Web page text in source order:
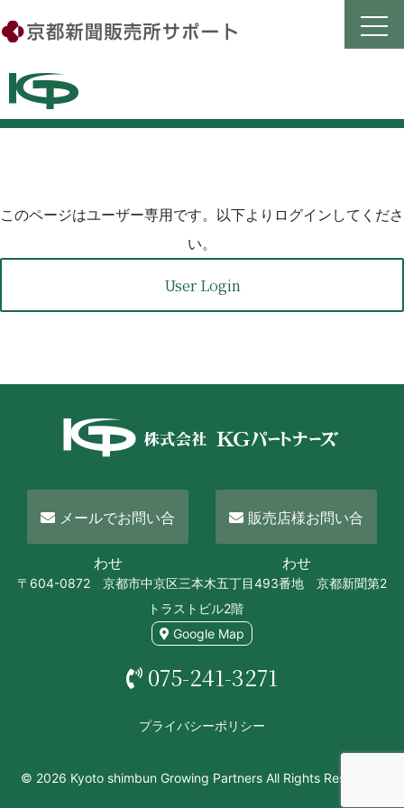
to
content
このページはユーザー専用です。以下よりログインしてくださ
い。
User Login
メールでお問い合
わせ
販売店様お問い合
わせ
〒604-0872 京都市中京区三本木五丁目493番地 京都新聞第2
トラストビル2階
Google Map
075-241-3271
プライバシーポリシー
© 2026 Kyoto shimbun Growing Partners All Rights Reserved.